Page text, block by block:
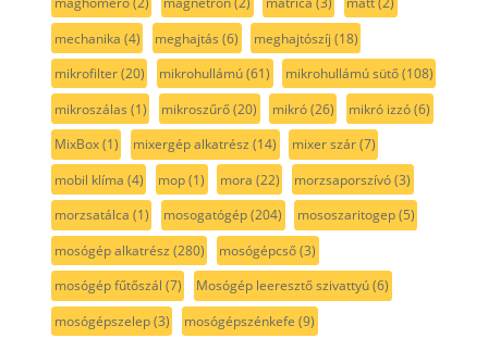
mechanika (4) meghajtás (6) meghajtószíj (18)
mikrofilter(20) mikrohullámú(61) mikrohullámú sütő(108)
mikroszálas (1) mikroszűrő(20) mikró(26) mikró izzó(6)
MixBox(1) mixergép alkatrész (14) mixer szár(7)
mobil klíma (4) mop(1) mora (22) morzsaporszívó(3)
morzsatálca (1) mosogatógép(204) mososzaritogep(5)
mosógép alkatrész (280) mosógépcső(3)
mosógép fűtőszál (7) Mosógép leeresztő szivattyú(6)
mosógépszelep(3) mosógépszénkefe (9)